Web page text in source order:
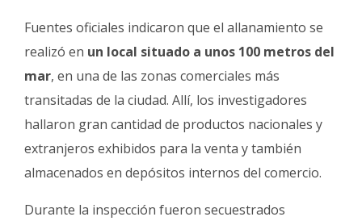
Fuentes oficiales indicaron que el allanamiento se
realizó en un local situado a unos 100 metros del
mar, en una de las zonas comerciales más
transitadas de la ciudad. Allí, los investigadores
hallaron gran cantidad de productos nacionales y
extranjeros exhibidos para la venta y también
almacenados en depósitos internos del comercio.
Durante la inspección fueron secuestrados